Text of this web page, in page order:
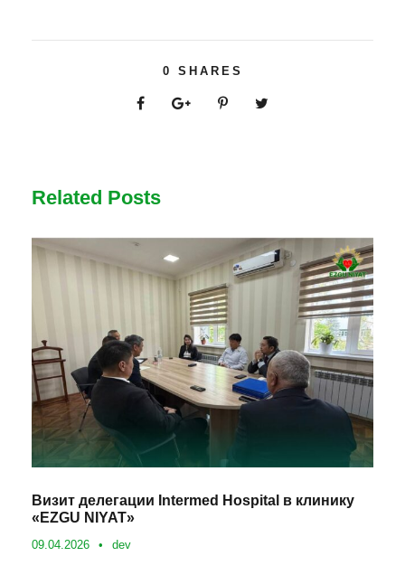
0 SHARES
Related Posts
Визит делегации Intermed Hospital в клинику
«EZGU NIYAT»
09.04.2026 • dev